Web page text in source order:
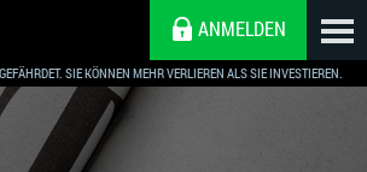
SIE KÖNNEN MEHR VERLIEREN ALS SIE INVESTIEREN.
ANMELDEN